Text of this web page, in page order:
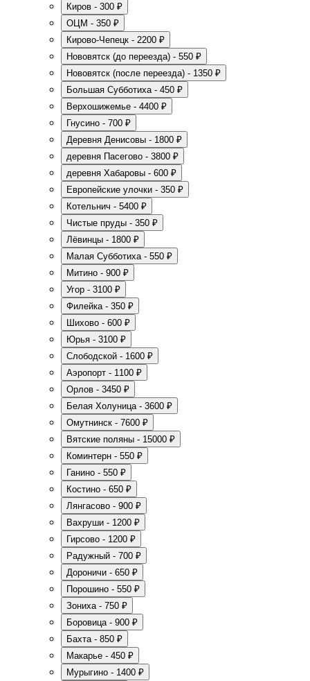
Киров - 300 ₽
ОЦМ - 350 ₽
Кирово-Чепецк - 2200 ₽
Нововятск (до переезда) - 550 ₽
Нововятск (после переезда) - 1350 ₽
Большая Субботиха - 450 ₽
Верхошижемье - 4400 ₽
Гнусино - 700 ₽
Деревня Денисовы - 1800 ₽
деревня Пасегово - 3800 ₽
деревня Хабаровы - 600 ₽
Европейские улочки - 350 ₽
Котельнич - 5400 ₽
Чистые пруды - 350 ₽
Лёвинцы - 1800 ₽
Малая Субботиха - 550 ₽
Митино - 900 ₽
Угор - 3100 ₽
Филейка - 350 ₽
Шихово - 600 ₽
Юрья - 3100 ₽
Слободской - 1600 ₽
Аэропорт - 1100 ₽
Орлов - 3450 ₽
Белая Холуница - 3600 ₽
Омутнинск - 7600 ₽
Вятские поляны - 15000 ₽
Коминтерн - 550 ₽
Ганино - 550 ₽
Костино - 650 ₽
Лянгасово - 900 ₽
Вахруши - 1200 ₽
Гирсово - 1200 ₽
Радужный - 700 ₽
Дороничи - 650 ₽
Порошино - 550 ₽
Зониха - 750 ₽
Боровица - 900 ₽
Бахта - 850 ₽
Макарье - 450 ₽
Мурыгино - 1400 ₽